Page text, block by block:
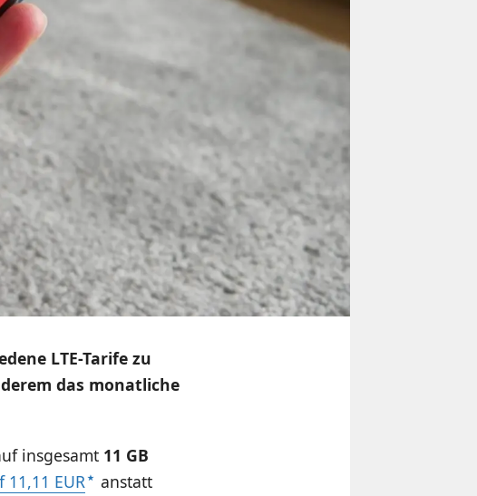
LTE-Tarife zu
das monatliche
insgesamt 11 GB
EUR
anstatt